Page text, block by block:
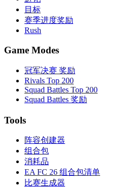
目标
赛季进度奖励
Rush
Game Modes
冠军决赛 奖励
Rivals Top 200
Squad Battles Top 200
Squad Battles 奖励
Tools
阵容创建器
组合包
消耗品
EA FC 26 组合包清单
比赛生成器